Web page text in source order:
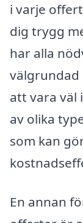
i varje
dig trygg
har alla
välgrundad
att vara väl
av olika
som kan
En annan